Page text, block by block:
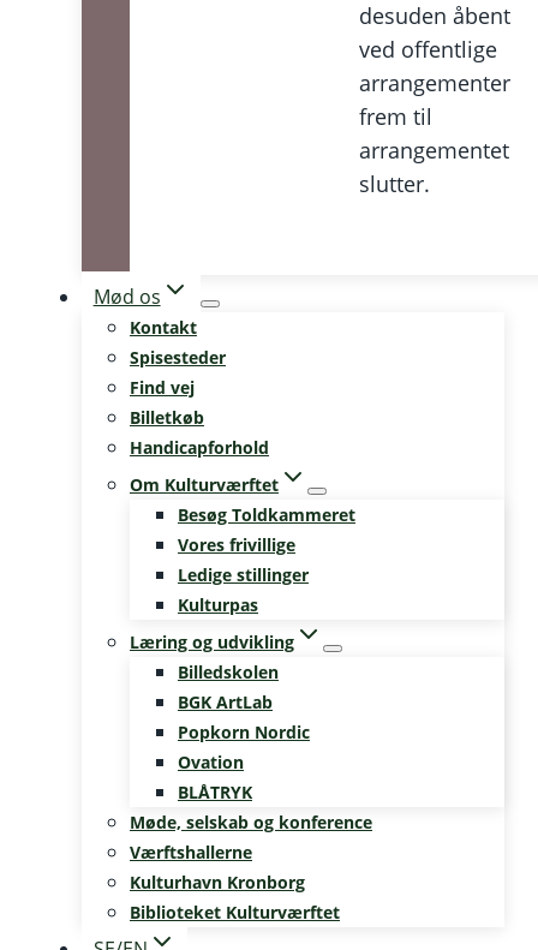
desuden åbent
ved offentlige
arrangementer
frem til
arrangementet
slutter.
Mød os
Kontakt
Spisesteder
Find vej
Billetkøb
Handicapforhold
Om Kulturværftet
Besøg Toldkammeret
Vores frivillige
Ledige stillinger
Kulturpas
Læring og udvikling
Billedskolen
BGK ArtLab
Popkorn Nordic
Ovation
BLÅTRYK
Møde, selskab og konference
Værftshallerne
Kulturhavn Kronborg
Biblioteket Kulturværftet